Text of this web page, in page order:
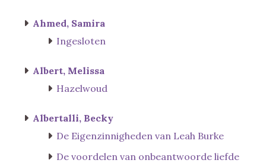
Ahmed, Samira
Ingesloten
Albert, Melissa
Hazelwoud
Albertalli, Becky
De Eigenzinnigheden van Leah Burke
De voordelen van onbeantwoorde liefde